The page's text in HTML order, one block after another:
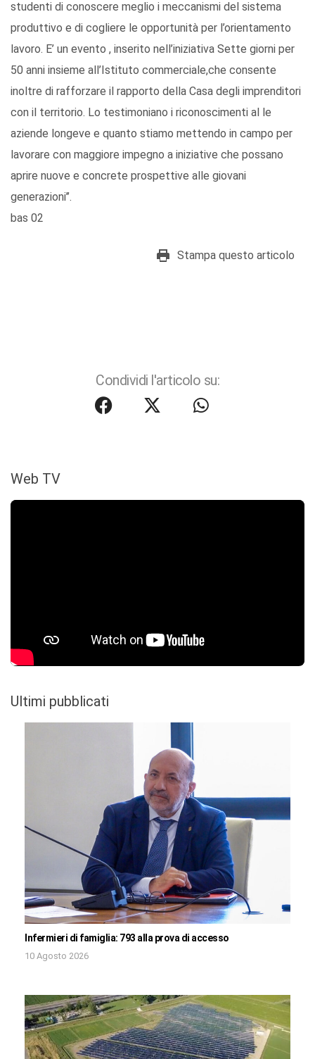
studenti di conoscere meglio i meccanismi del sistema
produttivo e di cogliere le opportunità per l’orientamento
lavoro. E’ un evento , inserito nell’iniziativa Sette giorni per
50 anni insieme all’Istituto commerciale,che consente
inoltre di rafforzare il rapporto della Casa degli imprenditori
con il territorio. Lo testimoniano i riconoscimenti al le
aziende longeve e quanto stiamo mettendo in campo per
lavorare con maggiore impegno a iniziative che possano
aprire nuove e concrete prospettive alle giovani
generazioni’’.
bas 02
Stampa questo articolo
Condividi l'articolo su:
Web TV
Ultimi pubblicati
Infermieri di famiglia: 793 alla prova di accesso
10 Agosto 2026